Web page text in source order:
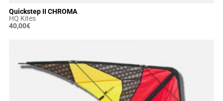
Quickstep II CHROMA
HQ Kites
40,00€